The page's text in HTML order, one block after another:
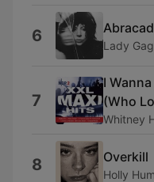
6 Lady
7
I
(Who
Whitney
8 Overkill
Holly